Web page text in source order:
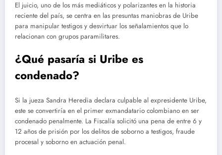
El juicio, uno de los más mediáticos y polarizantes en la historia
reciente del país, se centra en las presuntas maniobras de Uribe
para manipular testigos y desvirtuar los señalamientos que lo
relacionan con grupos paramilitares.
¿Qué pasaría si Uribe es
condenado?
Si la jueza Sandra Heredia declara culpable al expresidente Uribe,
este se convertiría en el primer exmandatario colombiano en ser
condenado penalmente. La Fiscalía solicitó una pena de entre 6 y
12 años de prisión por los delitos de soborno a testigos, fraude
procesal y soborno en actuación penal.